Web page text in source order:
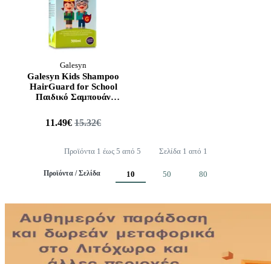
Galesyn
Galesyn Kids Shampoo
HairGuard for School
Παιδικό Σαμπουάν
11.49€ 15.32€
Προϊόντα 1 έως 5 από 5 Σελίδα 1 από 1
Προϊόντα / Σελίδα 10 50 80